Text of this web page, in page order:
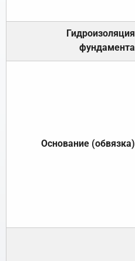
Гидроизоляция
фундамента
Основание (обвязка)